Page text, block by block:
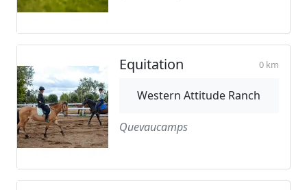
Equitation 0 km
Western Attitude Ranch
Quevaucamps